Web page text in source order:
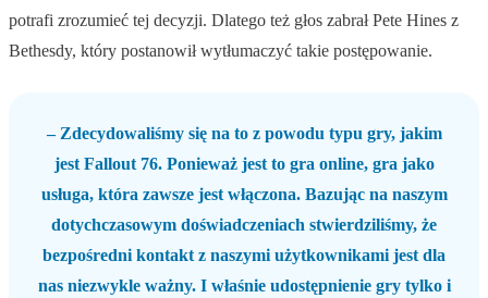
potrafi zrozumieć tej decyzji. Dlatego też głos zabrał Pete Hines z
Bethesdy, który postanowił wytłumaczyć takie postępowanie.
– Zdecydowaliśmy się na to z powodu typu gry, jakim
jest Fallout 76. Ponieważ jest to gra online, gra jako
usługa, która zawsze jest włączona. Bazując na naszym
dotychczasowym doświadczeniach stwierdziliśmy, że
bezpośredni kontakt z naszymi użytkownikami jest dla
nas niezwykle ważny. I właśnie udostępnienie gry tylko i